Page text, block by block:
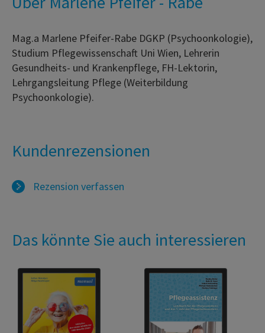
Mag.a Marlene Pfeifer-Rabe DGKP (Psychoonkologie),
Studium Pflegewissenschaft Uni Wien, Lehrerin
Gesundheits- und Krankenpflege, FH-Lektorin,
Lehrgangsleitung Pflege (Weiterbildung
Psychoonkologie).
Kundenrezensionen
Rezension verfassen
Das könnte Sie auch interessieren